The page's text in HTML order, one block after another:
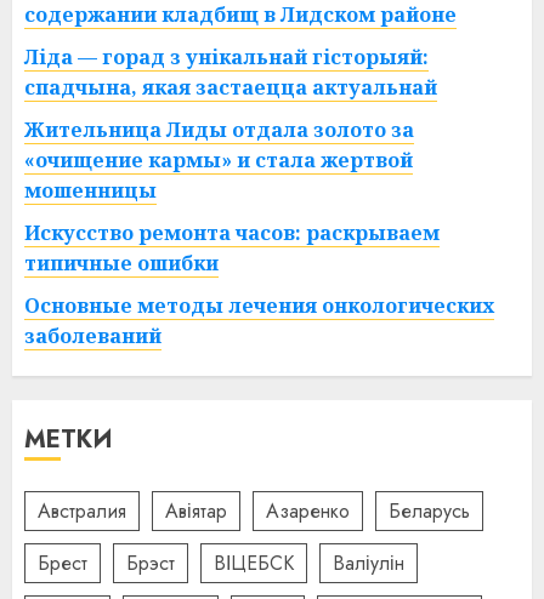
содержании кладбищ в Лидском районе
Ліда — горад з унікальнай гісторыяй:
спадчына, якая застаецца актуальнай
Жительница Лиды отдала золото за
«очищение кармы» и стала жертвой
мошенницы
Искусство ремонта часов: раскрываем
типичные ошибки
Основные методы лечения онкологических
заболеваний
МЕТКИ
Австралия Авіятар Азаренко
Беларусь
Брест
Брэст ВІЦЕБСК
Валіулін